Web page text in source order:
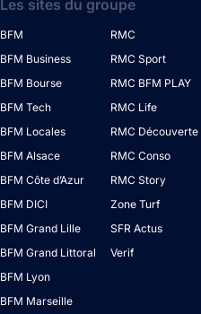
Les sites du groupe
BFM
BFM Business
BFM Bourse
BFM Tech
BFM Locales
BFM Alsace
BFM Côte d’Azur
BFM DICI
BFM Grand Lille
BFM Grand Littoral
BFM Lyon
BFM Marseille
RMC
RMC Sport
RMC BFM PLAY
RMC Life
RMC Découverte
RMC Conso
RMC Story
Zone Turf
SFR Actus
Verif